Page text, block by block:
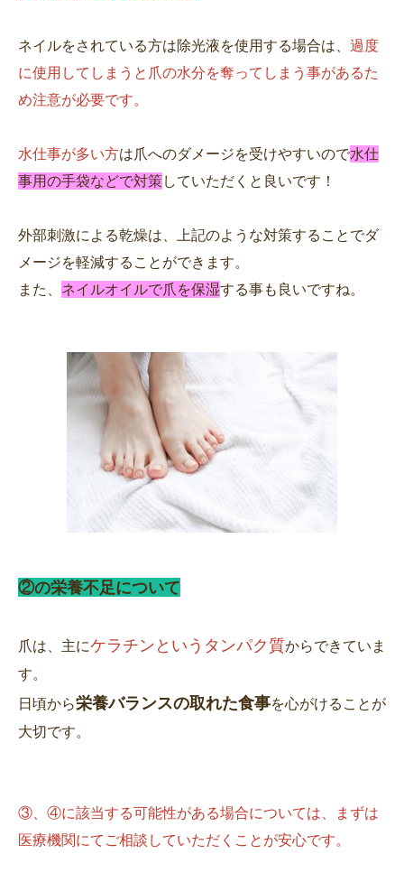
ネイルをされている方は除光液を使用する場合は、 過度
に使用してしまうと爪の水分を奪ってしまう事があるた
め注意が必要です。
水仕事が多い方は爪へのダメージを受けやすいので水仕
事用の手袋などで対策していただくと良いです！
外部刺激による乾燥は、上記のような対策することでダ
メージを軽減することができます。
また、 ネイルオイルで爪を保湿する事も良いですね。
②の栄養不足について
爪は、主にケラチンというタンパク質からできていま
す。
日頃から栄養バランスの取れた食事を心がけることが
大切です。
③、④に該当する可能性がある場合については、まずは
医療機関にてご相談していただくことが安心です。